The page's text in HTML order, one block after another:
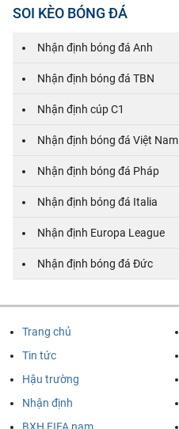
SOI KÈO BÓNG ĐÁ
Nhận định bóng đá Anh
Nhận định bóng đá TBN
Nhận định cúp C1
Nhận định bóng đá Việt Nam
Nhận định bóng đá Pháp
Nhận định bóng đá Italia
Nhận định Europa League
Nhận định bóng đá Đức
Trang chủ
Tin tức
Hậu trường
Nhận định
BXH FIFA nam